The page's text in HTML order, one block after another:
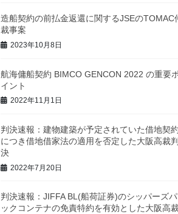
造船契約の前払金返還に関するJSEのTOMAC
裁事案
2023年10月8日
航海傭船契約 BIMCO GENCON 2022 の重要
イント
2022年11月1日
判決速報：建物建築が予定されていた借地契約
につき借地借家法の適用を否定した大阪高裁判
決
2022年7月20日
判決速報：JIFFA BL(船荷証券)のシッパーズパ
ックコンテナの免責特約を有効とした大阪高